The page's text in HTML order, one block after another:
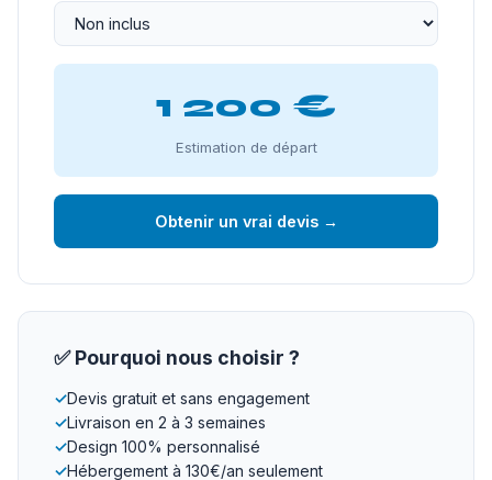
1 200 €
Estimation de départ
Obtenir un vrai devis →
✅ Pourquoi nous choisir ?
✓Devis gratuit et sans engagement
✓Livraison en 2 à 3 semaines
✓Design 100% personnalisé
✓Hébergement à 130€/an seulement